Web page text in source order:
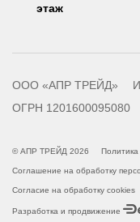
этаж
ООО «АПР ТРЕЙД»
ОГРН 1201600095080
© АПР ТРЕЙД 2026
Соглашение на обработку
Согласие на обработку cookies
Разработка и продвижение